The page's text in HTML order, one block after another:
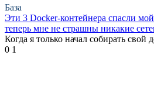
База
Эти 3 Docker-контейнера спасли
теперь мне не страшны никакие
Когда я только начал собирать свой
0 1